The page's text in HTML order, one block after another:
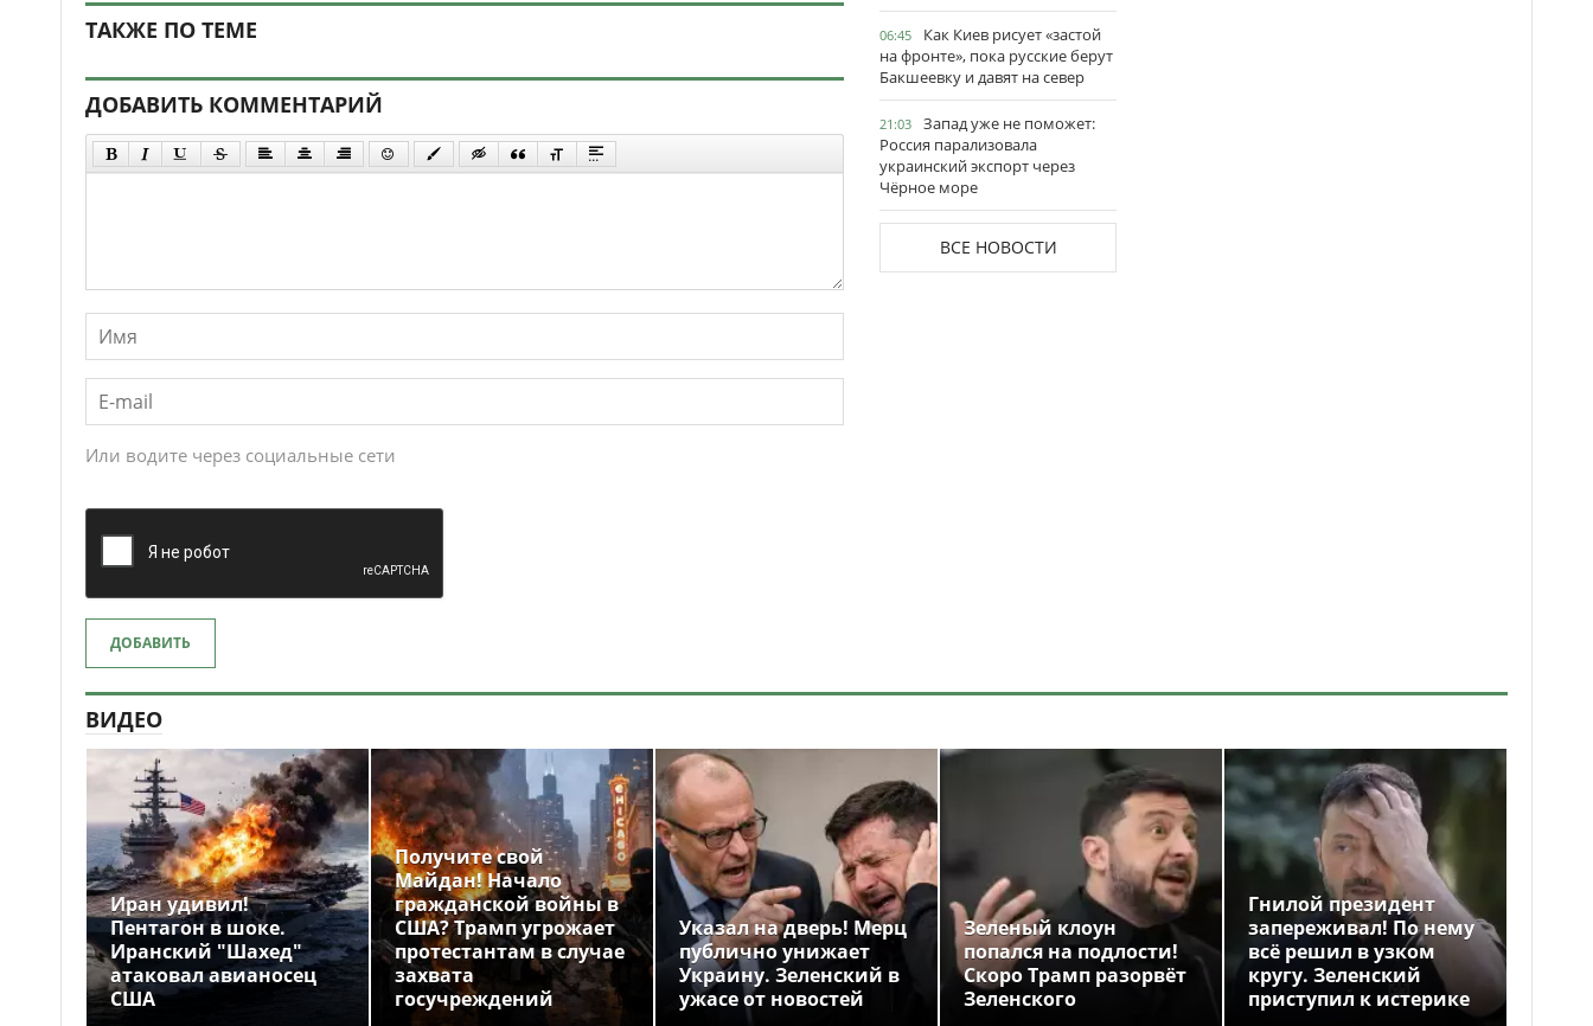
ТАКЖЕ ПО ТЕМЕ
ДОБАВИТЬ КОММЕНТАРИЙ
Или водите через социальные сети
ДОБАВИТЬ
06:45
Как Киев рисует «застой
на фронте», пока русские берут
Бакшеевку и давят на север
21:03
Запад уже не поможет:
Россия парализовала
украинский экспорт через
Чёрное море
ВСЕ НОВОСТИ
ВИДЕО
Иран удивил!
Пентагон в шоке.
Иранский "Шахед"
атаковал авианосец
США
Получите свой
Майдан! Начало
гражданской войны в
США? Трамп угрожает
протестантам в случае
захвата
госучреждений
Указал на дверь! Мерц
публично унижает
Украину. Зеленский в
ужасе от новостей
Зеленый клоун
попался на подлости!
Скоро Трамп разорвёт
Зеленского
Гнилой президент
запереживал! По нему
всё решил в узком
кругу. Зеленский
приступил к истерике